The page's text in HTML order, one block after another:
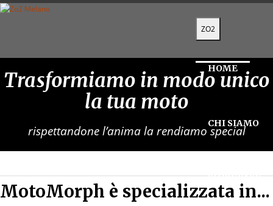
ZO2
HOME
CHI SIAMO
SHOWCASE
Trasformiamo in modo unico
la tua moto
rispettandone l’anima la rendiamo special
MotoMorph è specializzata in...